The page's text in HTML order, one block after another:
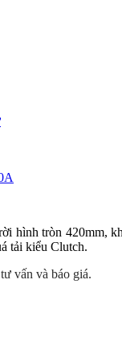
hình tròn 420mm,
tải kiểu Clutch.
vấn và báo giá.